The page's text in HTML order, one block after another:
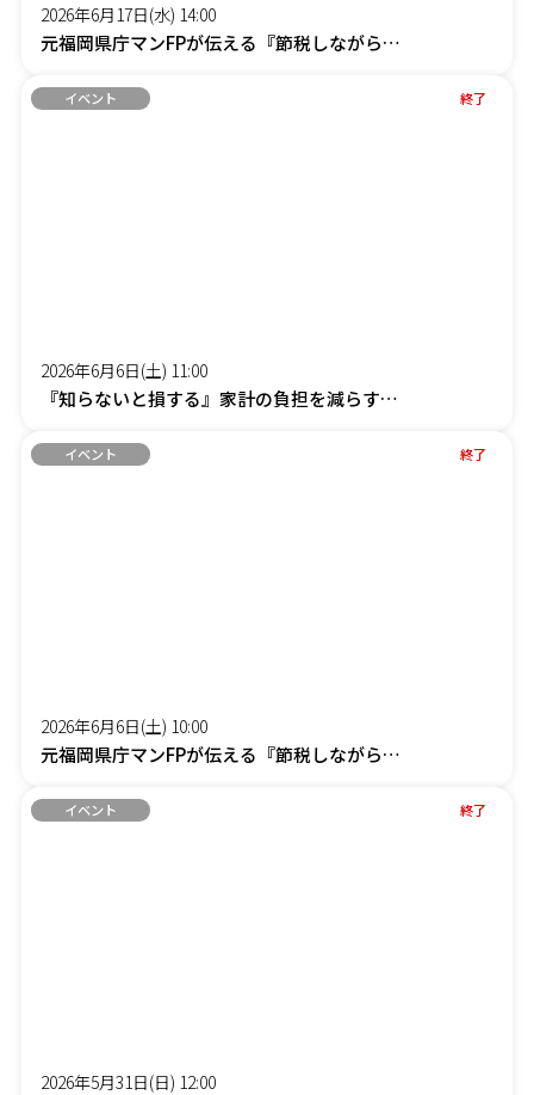
2026年6月17日(水) 14:00
元福岡県庁マンFPが伝える『節税しながら社長の手取りを増やす』オンラインセミナー
イベント 終了
2026年6月6日(土) 11:00
『知らないと損する』家計の負担を減らす「賢約(けんやく)サポート」オンラインセミナー
イベント 終了
2026年6月6日(土) 10:00
元福岡県庁マンFPが伝える『節税しながら社長の手取りを増やす』オンラインセミナー
イベント 終了
2026年5月31日(日) 12:00